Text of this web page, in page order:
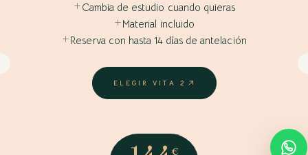
Cambia de estudio cuando quieras
Material incluido
Reserva con hasta 14 días de antelación
ELEGIR VITA 2
€